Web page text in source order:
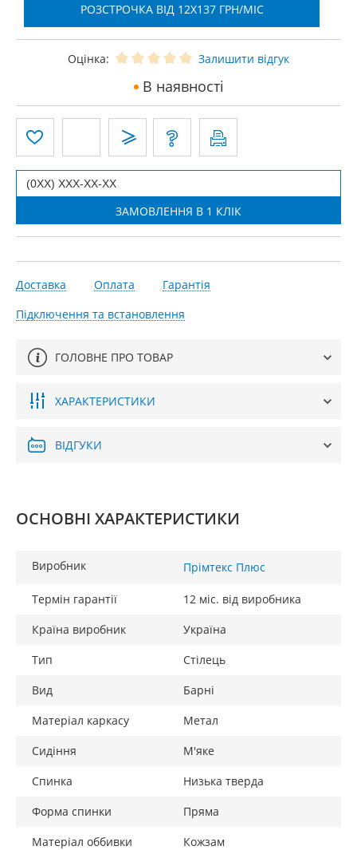
РОЗСТРОЧКА ВІД 12X137 ГРН/МІС
Оцінка: Залишити відгук
В наявності
Доставка Оплата
Гарантія
Підключення та встановлення
ГОЛОВНЕ ПРО ТОВАР
ХАРАКТЕРИСТИКИ
ВІДГУКИ
ОСНОВНІ ХАРАКТЕРИСТИКИ
Виробник Прімтекс Плюс
Термін гарантії
12 міс. від виробника
Країна виробник
Україна
Тип
Стілець
Вид
Барні
Матеріал каркасу
Метал
Сидіння
М'яке
Спинка
Низька тверда
Форма спинки
Пряма
Матеріал оббивки
Кожзам